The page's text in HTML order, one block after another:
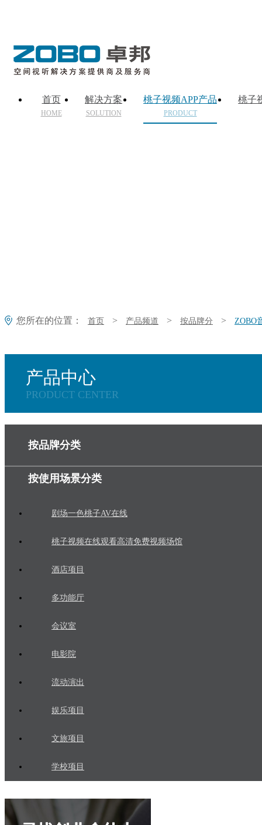
首页
HOME
解决方案
SOLUTION
桃子视频APP产品
PRODUCT
桃子
您所在的位置： 首页 > 产品频道 > 按品牌分 > ZOBO
产品中心
PRODUCT CENTER
按品牌分类
按使用场景分类
剧场一色桃子AV在线
桃子视频在线观看高清免费视频场馆
酒店项目
多功能厅
会议室
电影院
流动演出
娱乐项目
文旅项目
学校项目